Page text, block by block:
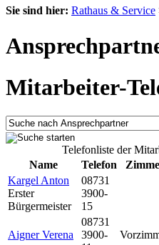
Sie sind hier: Rathaus & Service
Mitarbeiter-
Telefonliste der
Name
Telefon
Kargel Anton
Erster
Bürgermeister
08731
3900-
15
Aigner Verena
08731
3900-